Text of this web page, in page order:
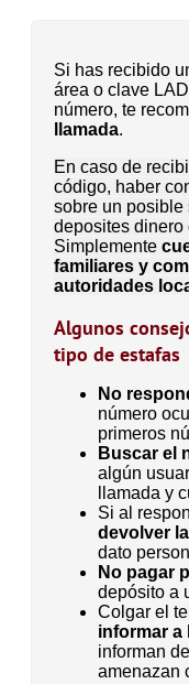
Si has recibido
área o clave
número, te
llamada.
En caso de
código, haber
sobre un posible
deposites dinero
Simplemente
familiares y
autoridades
Algunos
tipo de estafas
No
número
primeros
Buscar el
algún
llamada y
Si al
devolver
dato
No pagar
depósito a
Colgar el
informar a
informan
amenazan